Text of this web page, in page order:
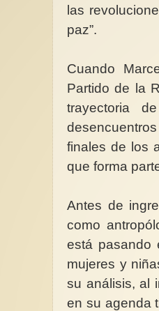
las
paz”.
Cuando
Partido de la
trayectoria
finales de los
que forma
Antes de
como
está pasando
mujeres y
su análisis, al
en su agenda